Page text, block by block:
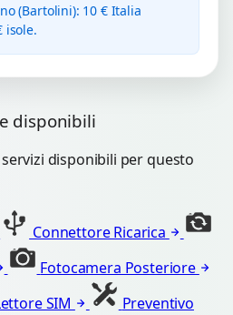
(Bartolini): 10 € Italia
isole.
disponibili
disponibili per questo
Connettore Ricarica
Fotocamera Posteriore
SIM
Preventivo